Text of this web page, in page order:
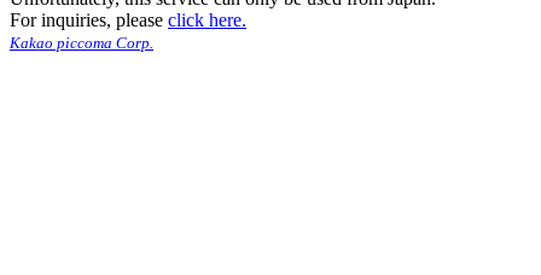
For inquiries, please click here.
Kakao piccoma Corp.